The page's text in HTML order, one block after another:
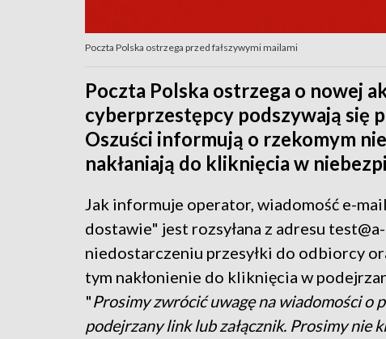
Poczta Polska ostrzega przed fałszywymi mailami
Poczta Polska ostrzega o nowej
cyberprzestępcy podszywają się
Oszuści informują o rzekomym
nakłaniają do kliknięcia w
Jak informuje operator, wiadomość e-
dostawie" jest rozsyłana z adresu
niedostarczeniu przesyłki do odbiorcy
tym nakłonienie do kliknięcia w
"Prosimy zwrócić uwagę na wiadomości o
podejrzany link lub załącznik. Prosimy nie